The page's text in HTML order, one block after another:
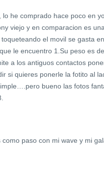
he comprado hace poco en
viejo y en comparacion es
el movil se gasta
le encuentro 1.Su peso es
a los antiguos contactos
si quieres ponerle la fotito al
bueno las fotos
paso con mi wave y mi